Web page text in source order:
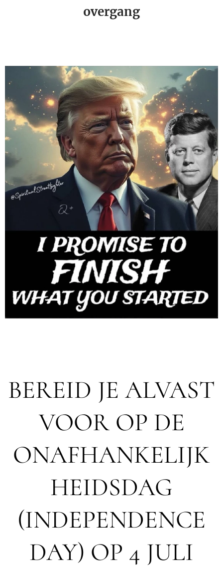
overgang
BEREID JE ALVAST
VOOR OP DE
ONAFHANKELIJK
HEIDSDAG
(INDEPENDENCE
DAY) OP 4 JULI